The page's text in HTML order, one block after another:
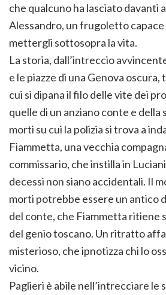
che qualcuno ha lasciato davanti
Alessandro, un frugoletto
mettergli sottosopra la vita.
La storia, dall’intreccio
e le piazze di una Genova
cui si dipana il filo delle vite dei
quelle di un anziano conte e della
morti su cui la polizia si trova a
Fiammetta, una vecchia
commissario, che instilla in
decessi non siano accidentali. Il
morti potrebbe essere un antico
del conte, che Fiammetta ritiene
del genio toscano. Un ritratto
misterioso, che ipnotizza chi lo
vicino.
Paglieri è abile nell’intrecciare le